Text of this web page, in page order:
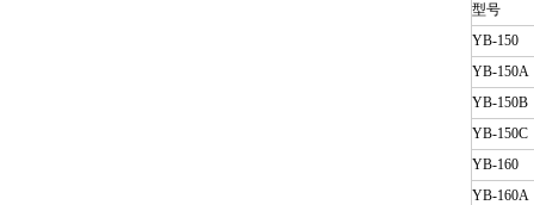
型号
YB-150
YB-150A
YB-150B
YB-150C
YB-160
YB-160A